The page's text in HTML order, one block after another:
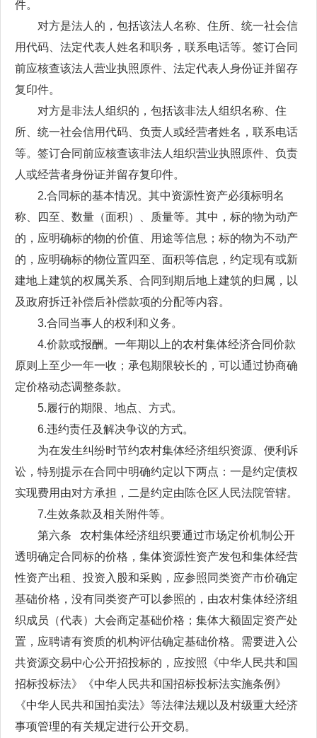
件。
对方是法人的，包括该法人名称、住所、统一社会信
用代码、法定代表人姓名和职务，联系电话等。签订合同
前应核查该法人营业执照原件、法定代表人身份证并留存
复印件。
对方是非法人组织的，包括该非法人组织名称、住
所、统一社会信用代码、负责人或经营者姓名，联系电话
等。签订合同前应核查该非法人组织营业执照原件、负责
人或经营者身份证并留存复印件。
2.合同标的基本情况。其中资源性资产必须标明名
称、四至、数量（面积）、质量等。其中，标的物为动产
的，应明确标的物的价值、用途等信息；标的物为不动产
的，应明确标的物位置四至、面积等信息，约定现有或新
建地上建筑的权属关系、合同到期后地上建筑的归属，以
及政府拆迁补偿后补偿款项的分配等内容。
3.合同当事人的权利和义务。
4.价款或报酬。一年期以上的农村集体经济合同价款
原则上至少一年一收；承包期限较长的，可以通过协商确
定价格动态调整条款。
5.履行的期限、地点、方式。
6.违约责任及解决争议的方式。
为在发生纠纷时节约农村集体经济组织资源、便利诉
讼，特别提示在合同中明确约定以下两点：一是约定债权
实现费用由对方承担，二是约定由陈仓区人民法院管辖。
7.生效条款及相关附件等。
第六条 农村集体经济组织要通过市场定价机制公开
透明确定合同标的价格，集体资源性资产发包和集体经营
性资产出租、投资入股和采购，应参照同类资产市价确定
基础价格，没有同类资产可以参照的，由农村集体经济组
织成员（代表）大会商定基础价格；集体大额固定资产处
置，应聘请有资质的机构评估确定基础价格。需要进入公
共资源交易中心公开招投标的，应按照《中华人民共和国
招标投标法》《中华人民共和国招标投标法实施条例》
《中华人民共和国拍卖法》等法律法规以及村级重大经济
事项管理的有关规定进行公开交易。